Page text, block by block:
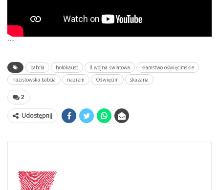
```
babcia holokaust II wojna światowa
kłamstwo oświęcimskie
nazistowska babcia
nazizm Oświęcim skazana
2
Udostępnij